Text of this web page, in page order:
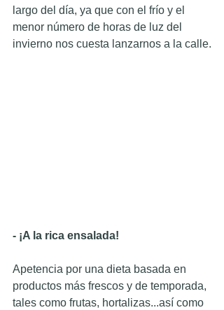
largo del día, ya que con el frío y el
menor número de horas de luz del
invierno nos cuesta lanzarnos a la calle.
- ¡A la rica ensalada!
Apetencia por una dieta basada en
productos más frescos y de temporada,
tales como frutas, hortalizas...así como